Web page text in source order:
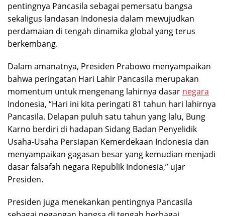
pentingnya Pancasila sebagai pemersatu bangsa
sekaligus landasan Indonesia dalam mewujudkan
perdamaian di tengah dinamika global yang terus
berkembang.
Dalam amanatnya, Presiden Prabowo menyampaikan
bahwa peringatan Hari Lahir Pancasila merupakan
momentum untuk mengenang lahirnya dasar negara
Indonesia, “Hari ini kita peringati 81 tahun hari lahirnya
Pancasila. Delapan puluh satu tahun yang lalu, Bung
Karno berdiri di hadapan Sidang Badan Penyelidik
Usaha-Usaha Persiapan Kemerdekaan Indonesia dan
menyampaikan gagasan besar yang kemudian menjadi
dasar falsafah negara Republik Indonesia,” ujar
Presiden.
Presiden juga menekankan pentingnya Pancasila